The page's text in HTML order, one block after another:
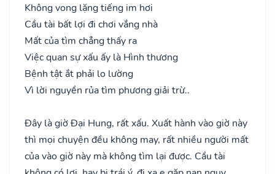
Không vong lặng tiếng im hơi
Cầu tài bất lợi đi chơi vắng nhà
Mất của tìm chẳng thấy ra
Việc quan sự xấu ấy là Hình thương
Bệnh tật ắt phải lo lường
Vì lời nguyền rủa tìm phương giải trừ..
Đây là giờ Đại Hung, rất xấu. Xuất hành vào giờ này
thì mọi chuyện đều không may, rất nhiều người mất
của vào giờ này mà không tìm lại được. Cầu tài